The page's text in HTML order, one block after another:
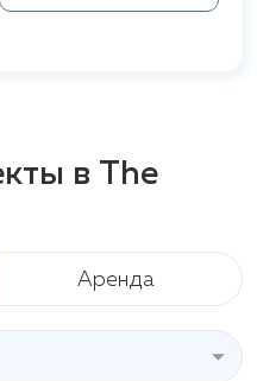
в The
Аренда